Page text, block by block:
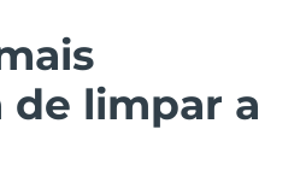
de limpar a
Entrega prevista
Entrega prevista10/08/26